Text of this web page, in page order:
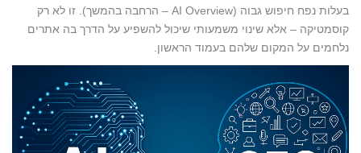
בעלות נפח חיפוש גבוה (AI Overview – הרחבה בהמשך). זו לא רק
קוסמטיקה – אלא שינוי משמעותי שיכול להשפיע על הדרך בה אתרים
נלחמים על המקום שלהם בעמוד הראשון.